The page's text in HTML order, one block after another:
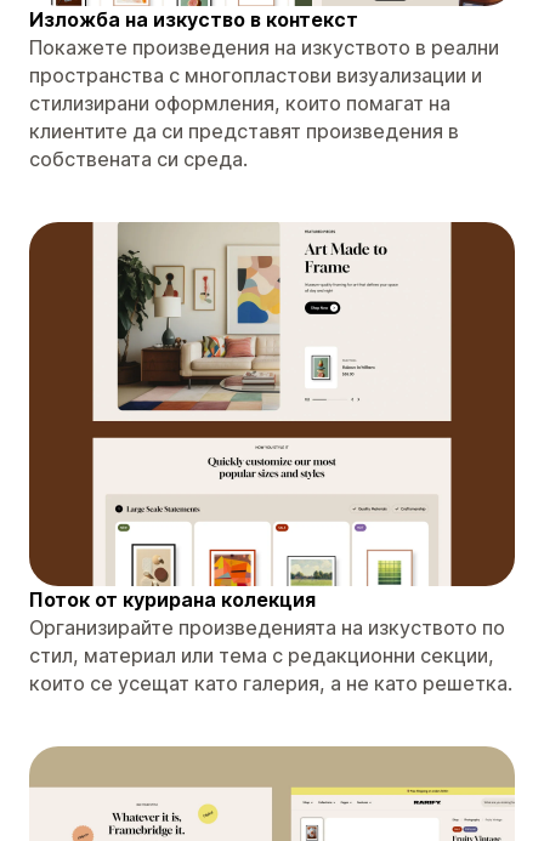
Изложба на изкуство в контекст
Покажете произведения на изкуството в реални
пространства с многопластови визуализации и
стилизирани оформления, които помагат на
клиентите да си представят произведения в
собствената си среда.
Поток от курирана колекция
Организирайте произведенията на изкуството по
стил, материал или тема с редакционни секции,
които се усещат като галерия, а не като решетка.